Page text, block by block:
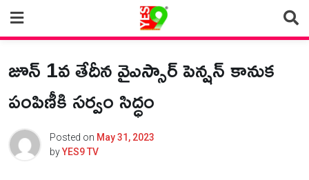
content
జూన్ 1వ తేదీన వైఎస్సార్ పెన్షన్ కానుక
పంపిణీకి సర్వం సిద్ధం
Posted on May 31, 2023
byYES9 TV